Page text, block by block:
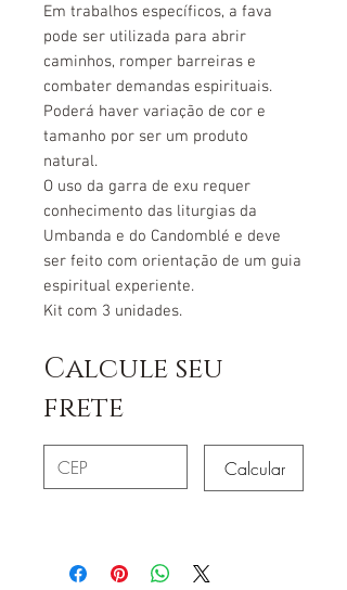
Em trabalhos específicos, a fava
pode ser utilizada para abrir
caminhos, romper barreiras e
combater demandas espirituais.
Poderá haver variação de cor e
tamanho por ser um produto
natural.
O uso da garra de exu requer
conhecimento das liturgias da
Umbanda e do Candomblé e deve
ser feito com orientação de um guia
espiritual experiente.
Kit com 3 unidades.
Calcule seu
frete
Calcular